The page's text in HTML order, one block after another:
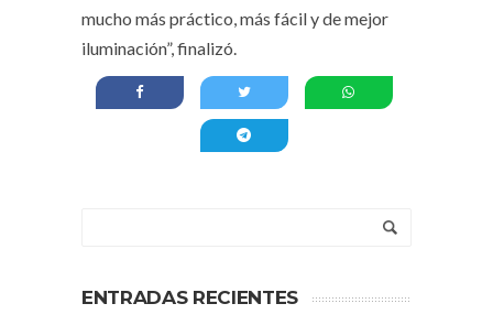
mucho más práctico, más fácil y de mejor
iluminación”, finalizó.
ENTRADAS RECIENTES